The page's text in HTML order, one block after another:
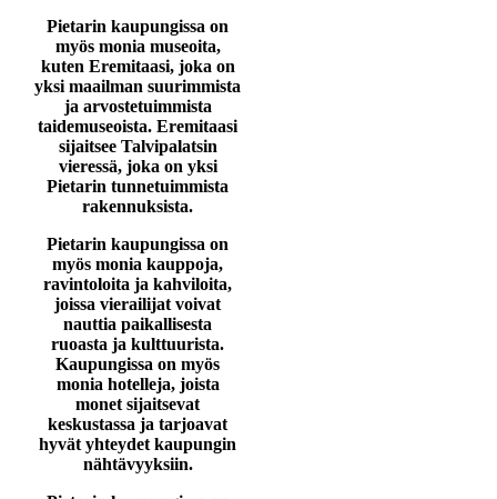
Pietarin kaupungissa on
myös monia museoita,
kuten Eremitaasi, joka on
yksi maailman suurimmista
ja arvostetuimmista
taidemuseoista. Eremitaasi
sijaitsee Talvipalatsin
vieressä, joka on yksi
Pietarin tunnetuimmista
rakennuksista.
Pietarin kaupungissa on
myös monia kauppoja,
ravintoloita ja kahviloita,
joissa vierailijat voivat
nauttia paikallisesta
ruoasta ja kulttuurista.
Kaupungissa on myös
monia hotelleja, joista
monet sijaitsevat
keskustassa ja tarjoavat
hyvät yhteydet kaupungin
nähtävyyksiin.